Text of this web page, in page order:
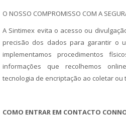
O NOSSO COMPROMISSO COM A
A Sintimex evita o acesso ou
precisão dos dados para garantir o
implementamos procedimentos
informações que recolhemos
tecnologia de encriptação ao coletar
COMO ENTRAR EM CONTACTO